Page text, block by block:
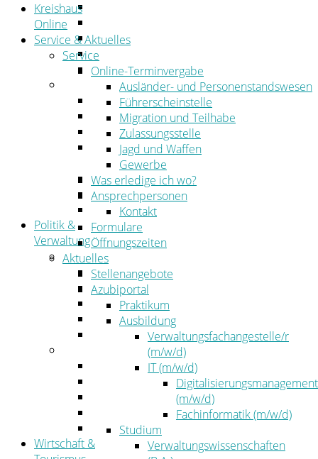
Ansprechpersonen
Formulare
Öffnungszeiten
Aktuelles
Stellenangebote
Azubiportal
Pressemitteilungen
Bekanntmachungen & öffentliche
Zustellungen
Kehrbezirksausschreibungen
Amtsblatt
Öffentliche Ausschreibungen
Politik &
Verwaltung
Politik
Kreistag
Kreistagsinformationssystem
Bürgerinformationssystem
Wahlen
Der Landrat
Kommunalaufsicht
Zahlen, Daten, Fakten
Wirtschaft &
Kreishaus
Online
Service & Aktuelles
Service
Online-Terminvergabe
Ausländer- und Personenstandswesen
Führerscheinstelle
Migration und Teilhabe
Zulassungsstelle
Jagd und Waffen
Gewerbe
Was erledige ich wo?
Ansprechpersonen
Kontakt
Formulare
Öffnungszeiten
Aktuelles
Stellenangebote
Azubiportal
Praktikum
Ausbildung
Verwaltungsfachangestelle/r
(m/w/d)
IT (m/w/d)
Digitalisierungsmanagement
(m/w/d)
Fachinformatik (m/w/d)
Studium
Verwaltungswissenschaften